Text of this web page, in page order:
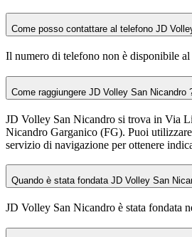
Come posso contattare al telefono JD
Il numero di telefono non è disponibile al
Come raggiungere JD Volley San Nicandro
JD Volley San Nicandro si trova in Via
Nicandro Garganico (FG). Puoi
servizio di navigazione per ottenere
Quando è stata fondata JD Volley San
JD Volley San Nicandro è stata fondata